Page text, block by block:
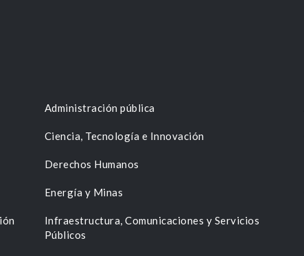
Administración pública
Ciencia, Tecnología e Innovación
Derechos Humanos
Energía y Minas
Infraestructura, Comunicaciones y Servicios
Públicos